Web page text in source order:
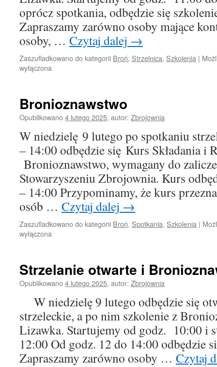
oprócz spotkania, odbędzie się
Zapraszamy zarówno osoby mające
osoby, … Czytaj dalej →
Zaszufladkowano do kategorii Broń, Strzelnica, Szkolenia |
wyłączona
Bronioznawstwo
Opublikowano4 lutego 2025, autor: Zbrojownia
W niedzielę 9 lutego po spotkaniu
– 14:00 odbędzie się Kurs Składania i
Bronioznawstwo, wymagany do
Stowarzyszeniu Zbrojownia. Kurs
– 14:00 Przypominamy, że kurs
osób … Czytaj dalej →
Zaszufladkowano do kategorii Broń, Spotkania, Szkolenia |
wyłączona
Strzelanie otwarte i
Opublikowano4 lutego 2025, autor: Zbrojownia
W niedzielę 9 lutego odbędzie się
strzeleckie, a po nim szkolenie z
Lizawka. Startujemy od godz. 10:00 i
12:00 Od godz. 12 do 14:00 odbędzie
Zapraszamy zarówno osoby … Czytaj